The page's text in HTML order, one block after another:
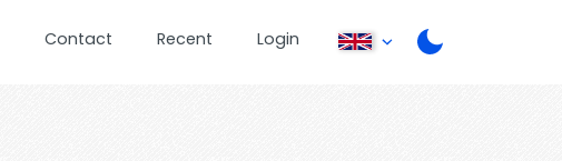
Contact Recent Login